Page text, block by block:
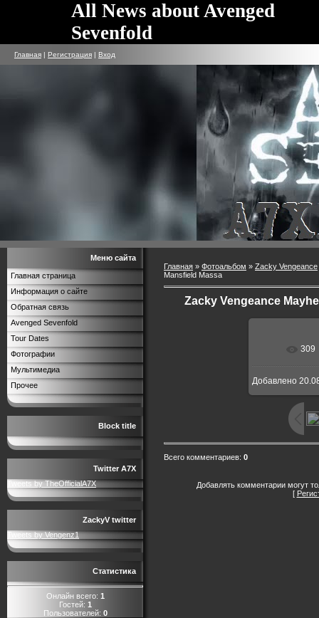
All News about Avenged
Sevenfold
Главная | Регистрация | Вход
Меню сайта
Главная страница
Информация о сайте
Обратная связь
Avenged Sevenfold
Tour Dates
Фотографии
Мультимедиа
Прочее
Block title
Twitter A7X
Tweets by TheOfficialA7X
ZackyV twitter
Tweets by Vengenz1
Статистика
Онлайн всего: 1
Гостей: 1
Пользователей: 0
Главная » Фотоальбом » Zacky Vengeance
Mansfield Massa
Zacky Vengeance
В 309
Добавлено
Всего комментариев: 0
Добавлять комментарии могут
[